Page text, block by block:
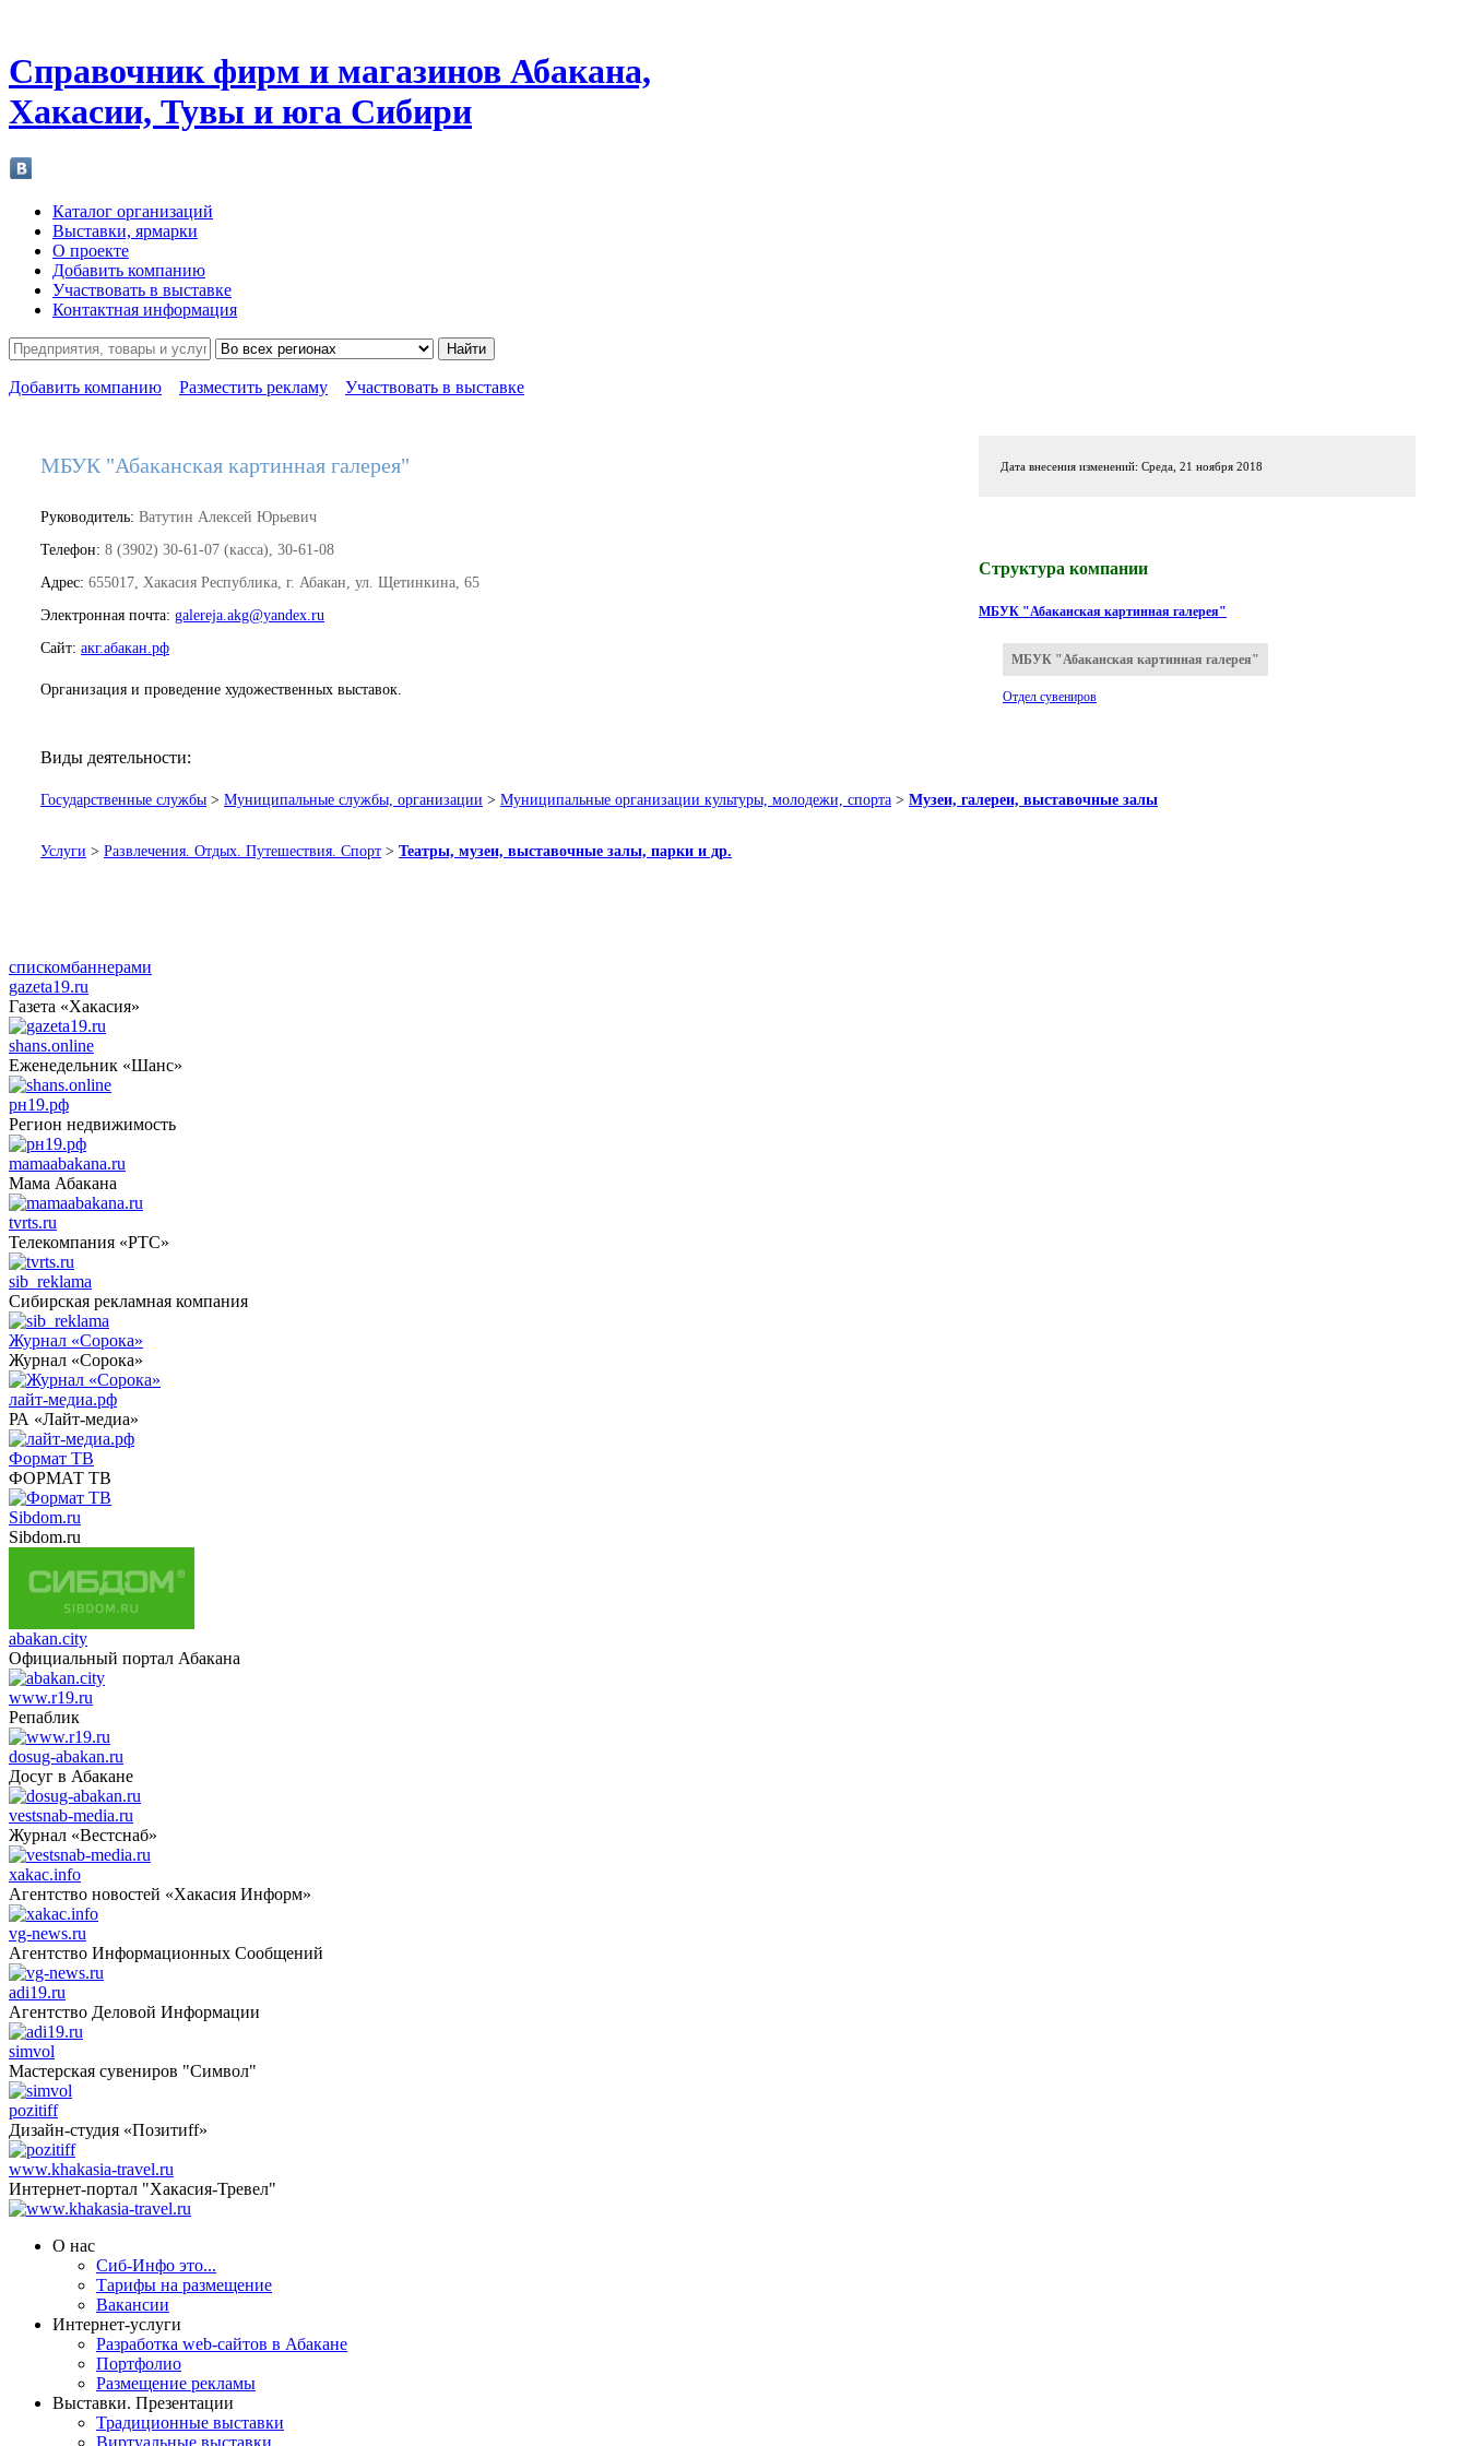
Справочник фирм и магазинов Абакана,
Хакасии, Тувы и юга Сибири
Каталог организаций
Выставки, ярмарки
О проекте
Добавить компанию
Участвовать в выставке
Контактная информация
Найти
Добавить компанию Разместить рекламу Участвовать в выставке
Дата внесения изменений: Среда, 21 ноября 2018
Структура компании
МБУК "Абаканская картинная галерея"
МБУК "Абаканская картинная галерея"
Отдел сувениров
МБУК "Абаканская картинная галерея"
Руководитель: Ватутин Алексей Юрьевич
Телефон: 8 (3902) 30-61-07 (касса), 30-61-08
Адрес: 655017, Хакасия Республика, г. Абакан, ул. Щетинкина, 65
Электронная почта: galereja.akg@yandex.ru
Сайт: акг.абакан.рф
Организация и проведение художественных выставок.
Виды деятельности:
Государственные службы > Муниципальные службы, организации > Муниципальные организации культуры, молодежи, спорта > Музеи, галереи, выставочные залы
Услуги > Развлечения. Отдых. Путешествия. Спорт > Театры, музеи, выставочные залы, парки и др.
спискомбаннерами
gazeta19.ru
Газета «Хакасия»
shans.online
Еженедельник «Шанс»
рн19.рф
Регион недвижимость
mamaabakana.ru
Мама Абакана
tvrts.ru
Телекомпания «РТС»
sib_reklama
Сибирская рекламная компания
Журнал «Сорока»
Журнал «Сорока»
лайт-медиа.рф
РА «Лайт-медиа»
Формат ТВ
ФОРМАТ ТВ
Sibdom.ru
Sibdom.ru
abakan.city
Официальный портал Абакана
www.r19.ru
Репаблик
dosug-abakan.ru
Досуг в Абакане
vestsnab-media.ru
Журнал «Вестснаб»
xakac.info
Агентство новостей «Хакасия Информ»
vg-news.ru
Агентство Информационных Сообщений
adi19.ru
Агентство Деловой Информации
simvol
Мастерская сувениров "Символ"
pozitiff
Дизайн-студия «Позитиff»
www.khakasia-travel.ru
Интернет-портал "Хакасия-Тревел"
О нас
Сиб-Инфо это...
Тарифы на размещение
Вакансии
Интернет-услуги
Разработка web-сайтов в Абакане
Портфолио
Размещение рекламы
Выставки. Презентации
Традиционные выставки